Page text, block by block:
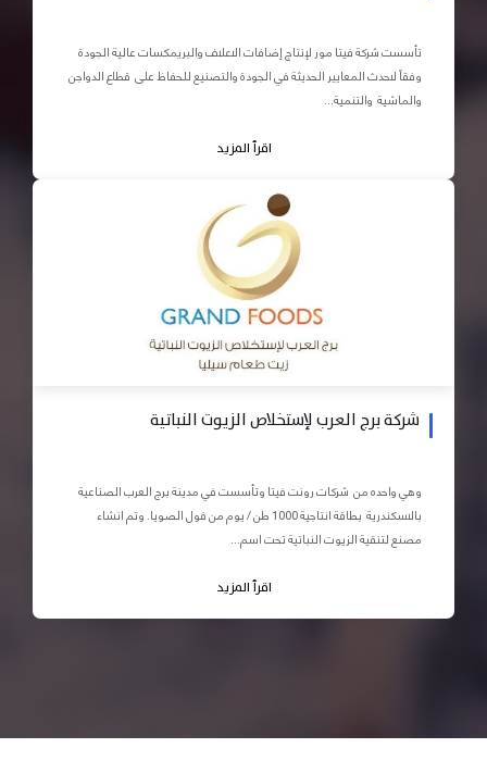
تأسست شركة فيتا مور لإنتاج إضافات الاعلاف والبريمكسات عالية الجودة
وفقاً لاحدث المعايير الحديثة في الجودة والتصنيع للحفاظ على قطاع الدواجن
والماشية والتنمية...
اقرأ المزيد
شركة برج العرب لإستخلاص الزيوت النباتية
وهي واحده من شركات رونت فيتا وتأسست في مدينة برج العرب الصناعية
بالاسكندرية بطاقة انتاجية 1000 طن / يوم من فول الصويا. وتم انشاء
مصنع لتنقية الزيوت النباتية تحت اسم...
اقرأ المزيد